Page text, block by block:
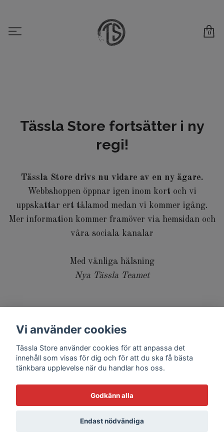
0
Tässla Store fortsätter i ny
regi!
Tässla Store drivs nu vidare av en ny ägare.
Webbshoppen öppnar igen inom kort och vi
uppskattar ert tålamod medan vi kommer igång.
Mer information kommer framöver via hemsidan och
våra sociala kanalar
Med vänliga hälsning
Nya Tässla Teamet
© 2026 Tässla Store
Vi använder cookies
Tässla Store använder cookies för att anpassa det
innehåll som visas för dig och för att du ska få bästa
tänkbara upplevelse när du handlar hos oss.
Godkänn alla
Endast nödvändiga